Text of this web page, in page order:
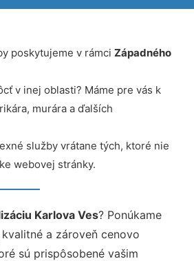
poskytujeme v rámci Západného
v inej oblasti? Máme pre vás k
murára a ďalších
služby vrátane tých, ktoré nie
webovej stránky.
Karlova Ves? Ponúkame
a zároveň cenovo
sú prispôsobené vašim